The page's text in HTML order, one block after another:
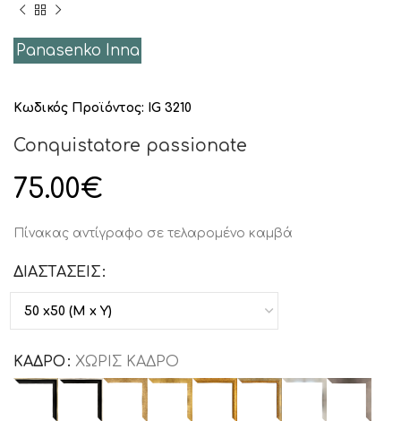
Panasenko Inna
Κωδικός Προϊόντος: IG 3210
Conquistatore passionate
75.00€
Πίνακας αντίγραφο σε τελαρομένο καμβά
ΔΙΑΣΤΑΣΕΙΣ
ΚΑΔΡΟ ΧΩΡΙΣ ΚΑΔΡΟ